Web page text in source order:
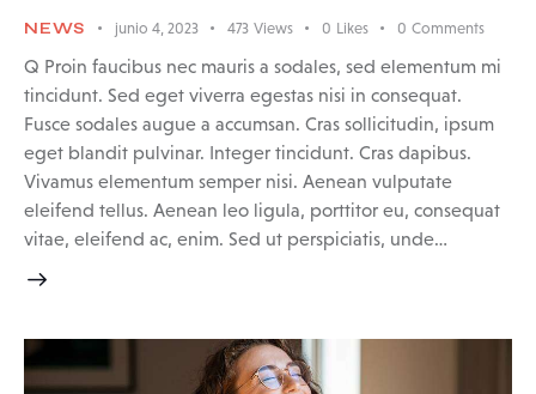
NEWS junio 4, 2023 473 Views 0 Likes 0 Comments
Q Proin faucibus nec mauris a sodales, sed elementum mi
tincidunt. Sed eget viverra egestas nisi in consequat.
Fusce sodales augue a accumsan. Cras sollicitudin, ipsum
eget blandit pulvinar. Integer tincidunt. Cras dapibus.
Vivamus elementum semper nisi. Aenean vulputate
eleifend tellus. Aenean leo ligula, porttitor eu, consequat
vitae, eleifend ac, enim. Sed ut perspiciatis, unde…